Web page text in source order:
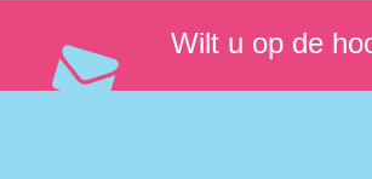
Wilt u op de